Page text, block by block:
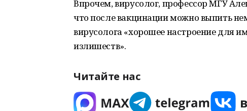
Впрочем, вирусолог, профессор МГУ
что после вакцинации можно выпить
вирусолога «хорошее настроение для
излишеств».
Читайте нас